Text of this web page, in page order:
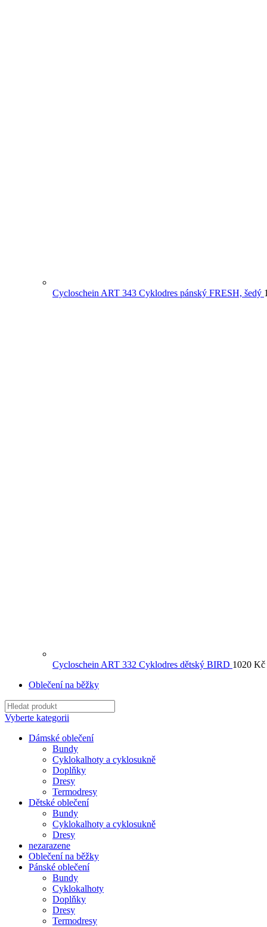
Cycloschein ART 343 Cyklodres pánský FRESH, šedý
Cycloschein ART 332 Cyklodres dětský BIRD 1020 Kč
Oblečení na běžky
Vyberte kategorii
Dámské oblečení
Bundy
Cyklokalhoty a cyklosukně
Doplňky
Dresy
Termodresy
Dětské oblečení
Bundy
Cyklokalhoty a cyklosukně
Dresy
nezarazene
Oblečení na běžky
Pánské oblečení
Bundy
Cyklokalhoty
Doplňky
Dresy
Termodresy